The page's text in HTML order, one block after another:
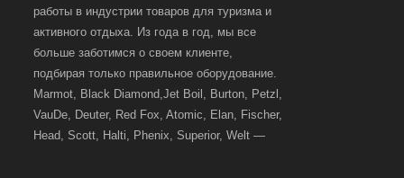
работы в индустрии товаров для туризма и
активного отдыха. Из года в год, мы все
больше заботимся о своем клиенте,
подбирая только правильное оборудование.
Marmot, Black Diamond,Jet Boil, Burton, Petzl,
VauDe, Deuter, Red Fox, Atomic, Elan, Fischer,
Head, Scott, Halti, Phenix, Superior, Welt —